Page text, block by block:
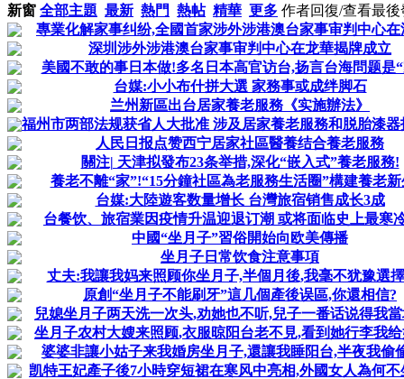
新窗 全部主題 最新 熱門 熱帖 精華 更多 作者回復/查看最後
專業化解家事纠纷,全國首家涉外涉港澳台家事审判中心在
深圳涉外涉港澳台家事审判中心在龙華揭牌成立
美國不敢的事日本做!多名日本高官访台,扬言台海問题是
台媒:小小布什拼大選 家務事或成绊脚石
兰州新區出台居家養老服務《实施辦法》
福州市两部法规获省人大批准 涉及居家養老服務和脱胎漆
人民日报点赞西宁居家社區醫養结合養老服務
關注| 天津拟發布23条举措,深化“嵌入式”養老服務!
養老不離“家”!“15分鐘社區為老服務生活圈”構建養老
台媒:大陸遊客数量增长 台灣旅宿销售成长3成
台餐饮、旅宿業因疫情升温迎退订潮 或将面临史上最寒
中國“坐月子”習俗開始向欧美傳播
坐月子日常饮食注意事項
丈夫:我讓我妈来照顾你坐月子,半個月後,我毫不犹豫選
原創“坐月子不能刷牙”這几個產後误區,你還相信?
兒媳坐月子两天洗一次头,劝她也不听,兒子一番话说得我
坐月子农村大嫂来照顾,衣服晾阳台老不見,看到她行李我
婆婆非讓小姑子来我婚房坐月子,還讓我睡阳台,半夜我偷
凯特王妃產子後7小時穿短裙在寒风中亮相,外國女人為何不